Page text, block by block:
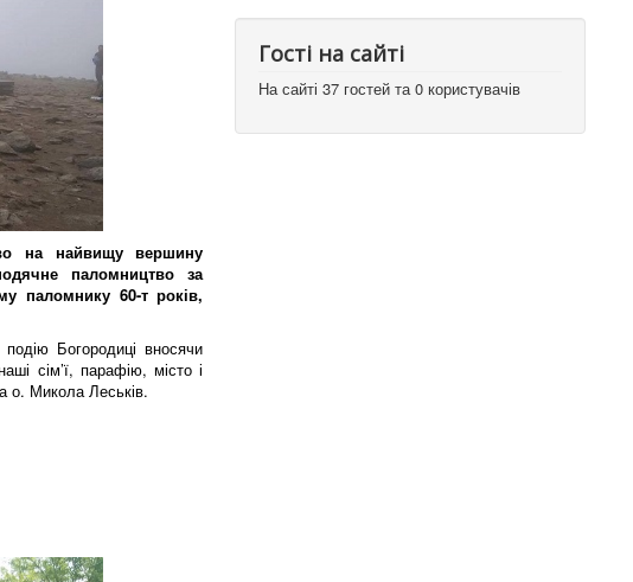
на найвищу вершину
паломництво за
паломнику 60-т років,
Богородиці вносячи
сім’ї, парафію, місто і
о. Микола Леськів.
Гості на сайті
На сайті 37 гостей та 0 користувачів